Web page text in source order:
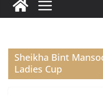
e
o
o
k
te
Sheikha Bint
Ladies Cup